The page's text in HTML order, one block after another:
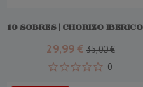
29,99 €35,00 €
0